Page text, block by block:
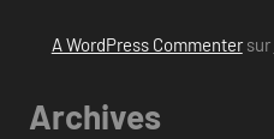
A WordPress Commentersur
Archives